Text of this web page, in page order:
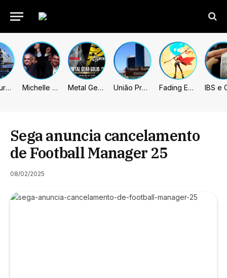
Prefeitura de Sumaré inaugura nova subsede da GCM na Área Cura Michelle celebra vice de Flávio: “Que chapa possa ser vitoriosa” Metal Gear Solid: Master Collection 2 terá legendas e menus em portugues União Progressista e PL terão mais tempo de propaganda eleitoral Fading Echo – Review
Sega anuncia cancelamento
de Football Manager 25
08/02/2025